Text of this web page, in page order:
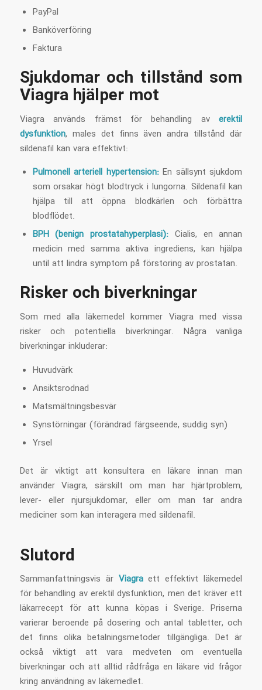
PayPal
Banköverföring
Faktura
Sjukdomar och tillstånd som
Viagra hjälper mot
Viagra används främst för behandling averektil
dysfunktion, males det finns även andra tillstånd där
sildenafil kan vara effektivt:
Pulmonell arteriell hypertension:En sällsynt sjukdom
som orsakar högt blodtryck i lungorna. Sildenafil kan
hjälpa till att öppna blodkärlen och förbättra
blodflödet.
BPH (benign prostatahyperplasi): Cialis, en annan
medicin med samma aktiva ingrediens, kan hjälpa
until att lindra symptom på förstoring av prostatan.
Risker och biverkningar
Som med alla läkemedel kommer Viagra med vissa
risker och potentiella biverkningar. Några vanliga
biverkningar inkluderar:
Huvudvärk
Ansiktsrodnad
Matsmältningsbesvär
Synstörningar (förändrad färgseende, suddig syn)
Yrsel
Det är viktigt att konsultera en läkare innan man
använder Viagra, särskilt om man har hjärtproblem,
lever- eller njursjukdomar, eller om man tar andra
mediciner som kan interagera med sildenafil.
Slutord
Sammanfattningsvis är Viagraett effektivt läkemedel
för behandling av erektil dysfunktion, men det kräver ett
läkarrecept för att kunna köpas i Sverige. Priserna
varierar beroende på dosering och antal tabletter, och
det finns olika betalningsmetoder tillgängliga. Det är
också viktigt att vara medveten om eventuella
biverkningar och att alltid rådfråga en läkare vid frågor
kring användning av läkemedlet.